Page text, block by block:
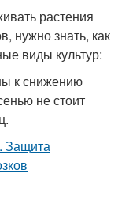
растения
нужно знать, как
виды культур:
к снижению
не стоит